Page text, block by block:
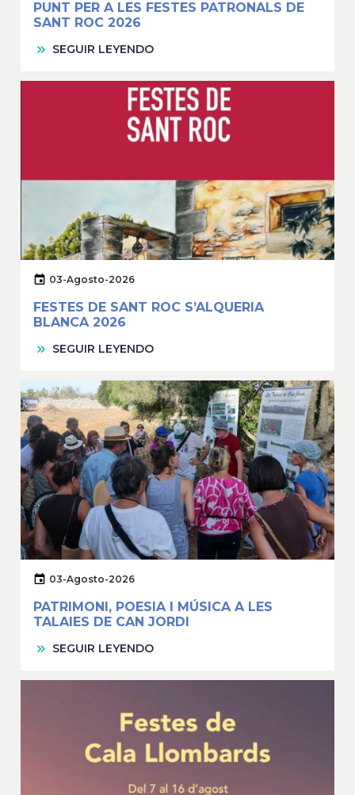
PUNT PER A LES FESTES PATRONALS DE
SANT ROC 2026
SEGUIR LEYENDO
03-Agosto-2026
FESTES DE SANT ROC S’ALQUERIA
BLANCA 2026
SEGUIR LEYENDO
03-Agosto-2026
PATRIMONI, POESIA I MÚSICA A LES
TALAIES DE CAN JORDI
SEGUIR LEYENDO